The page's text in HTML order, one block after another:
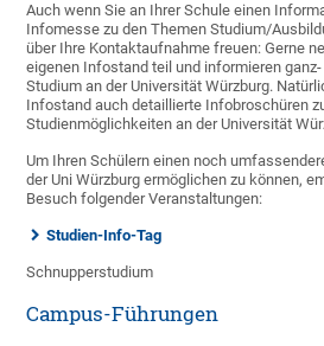
Auch wenn Sie an Ihrer Schule einen
Infomesse zu den Themen Studium/
über Ihre Kontaktaufnahme freuen: Gerne
eigenen Infostand teil und informieren
Studium an der Universität Würzburg.
Infostand auch detaillierte Infobroschüren
Studienmöglichkeiten an der Universität
Um Ihren Schülern einen noch
der Uni Würzburg ermöglichen zu können,
Besuch folgender Veranstaltungen:
Studien-Info-Tag
Schnupperstudium
Campus-Führungen